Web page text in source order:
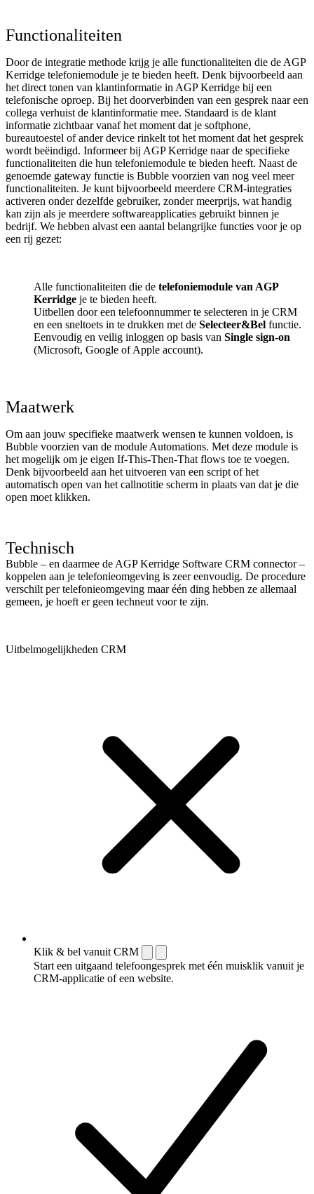
Functionaliteiten
Door de integratie methode krijg je alle functionaliteiten die de AGP
Kerridge telefoniemodule je te bieden heeft. Denk bijvoorbeeld aan
het direct tonen van klantinformatie in AGP Kerridge bij een
telefonische oproep. Bij het doorverbinden van een gesprek naar een
collega verhuist de klantinformatie mee. Standaard is de klant
informatie zichtbaar vanaf het moment dat je softphone,
bureautoestel of ander device rinkelt tot het moment dat het gesprek
wordt beëindigd. Informeer bij AGP Kerridge naar de specifieke
functionaliteiten die hun telefoniemodule te bieden heeft. Naast de
genoemde gateway functie is Bubble voorzien van nog veel meer
functionaliteiten. Je kunt bijvoorbeeld meerdere CRM-integraties
activeren onder dezelfde gebruiker, zonder meerprijs, wat handig
kan zijn als je meerdere softwareapplicaties gebruikt binnen je
bedrijf. We hebben alvast een aantal belangrijke functies voor je op
een rij gezet:
Alle functionaliteiten die de telefoniemodule van AGP
Kerridge je te bieden heeft.
Uitbellen door een telefoonnummer te selecteren in je CRM
en een sneltoets in te drukken met de Selecteer&Bel functie.
Eenvoudig en veilig inloggen op basis van Single sign-on
(Microsoft, Google of Apple account).
Maatwerk
Om aan jouw specifieke maatwerk wensen te kunnen voldoen, is
Bubble voorzien van de module Automations. Met deze module is
het mogelijk om je eigen If-This-Then-That flows toe te voegen.
Denk bijvoorbeeld aan het uitvoeren van een script of het
automatisch open van het callnotitie scherm in plaats van dat je die
open moet klikken.
Technisch
Bubble – en daarmee de AGP Kerridge Software CRM connector –
koppelen aan je telefonieomgeving is zeer eenvoudig. De procedure
verschilt per telefonieomgeving maar één ding hebben ze allemaal
gemeen, je hoeft er geen techneut voor te zijn.
Uitbelmogelijkheden CRM
Klik & bel vanuit CRM
Start een uitgaand telefoongesprek met één muisklik vanuit je
CRM-applicatie of een website.